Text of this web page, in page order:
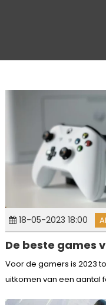
18-05-2023 18:00
De beste games
Voor de gamers is 2023
uitkomen van een aantal